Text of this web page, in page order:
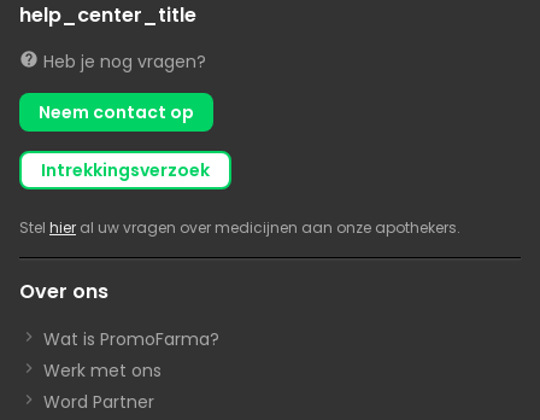
help_center_title
Heb je nog vragen?
Neem contact op
intrekkingsverzoek
Stel hier al uw vragen over medicijnen aan onze apothekers.
Over ons
Wat is PromoFarma?
Werk met ons
Word Partner